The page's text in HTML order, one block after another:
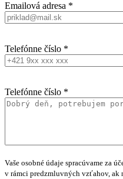
Emailová adresa *
Telefónne číslo *
Telefónne číslo *
Vaše osobné údaje spracúvame za
v rámci predzmluvných vzťahov, ak